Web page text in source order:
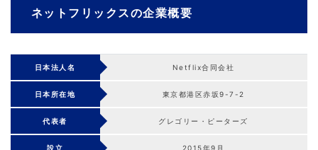
ネットフリックスの企業概要
日本法人名 Netflix合同会社
日本所在地 東京都港区赤坂9-7-2
代表者 グレゴリー・ピーターズ
設立 2015年9月